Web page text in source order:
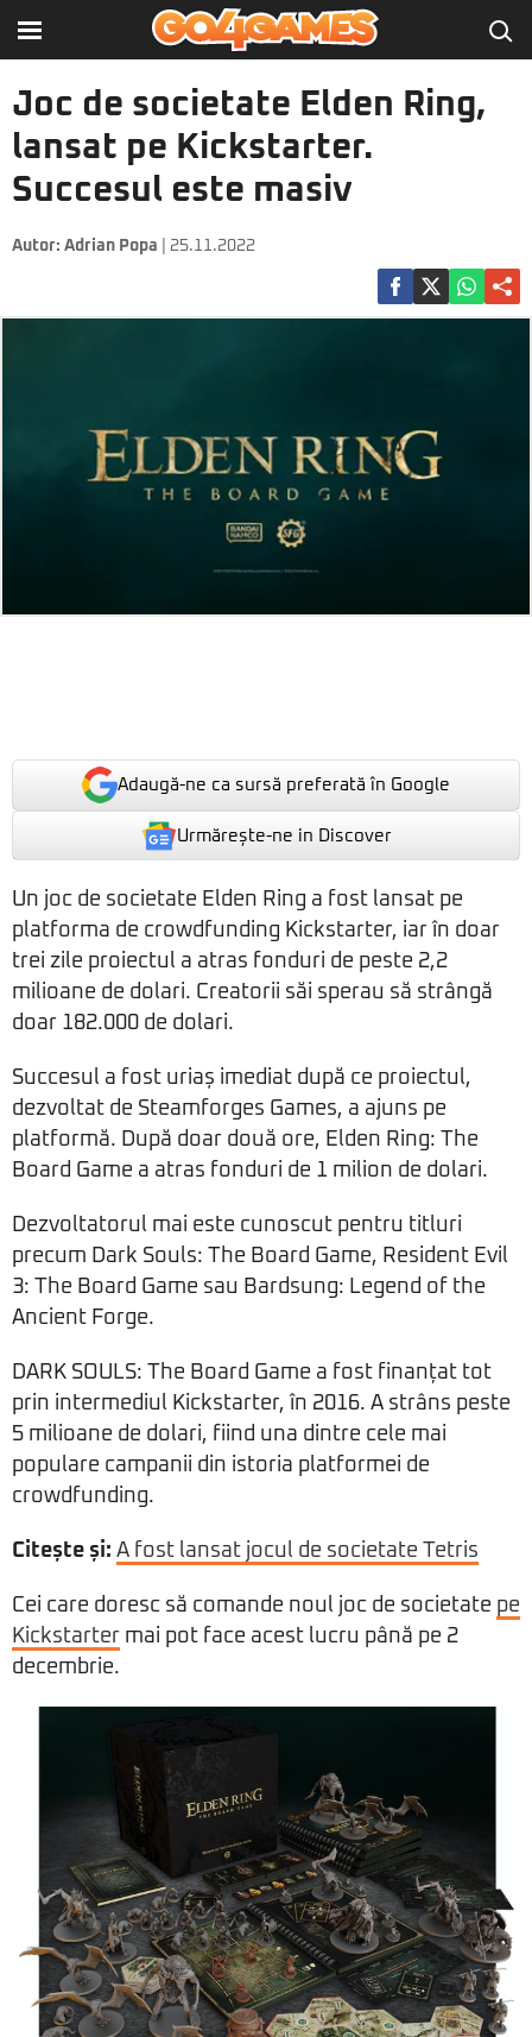
Joc de societate Elden Ring,
lansat pe Kickstarter.
Succesul este masiv
Autor: Adrian Popa | 25.11.2022
Adaugă-ne ca sursă preferată în Google
Urmărește-ne in Discover
Un joc de societate Elden Ring a fost lansat pe
platforma de crowdfunding Kickstarter, iar în doar
trei zile proiectul a atras fonduri de peste 2,2
milioane de dolari. Creatorii săi sperau să strângă
doar 182.000 de dolari.
Succesul a fost uriaș imediat după ce proiectul,
dezvoltat de Steamforges Games, a ajuns pe
platformă. După doar două ore, Elden Ring: The
Board Game a atras fonduri de 1 milion de dolari.
Dezvoltatorul mai este cunoscut pentru titluri
precum Dark Souls: The Board Game, Resident Evil
3: The Board Game sau Bardsung: Legend of the
Ancient Forge.
DARK SOULS: The Board Game a fost finanțat tot
prin intermediul Kickstarter, în 2016. A strâns peste
5 milioane de dolari, fiind una dintre cele mai
populare campanii din istoria platformei de
crowdfunding.
Citește și: A fost lansat jocul de societate Tetris
Cei care doresc să comande noul joc de societate pe
Kickstarter mai pot face acest lucru până pe 2
decembrie.